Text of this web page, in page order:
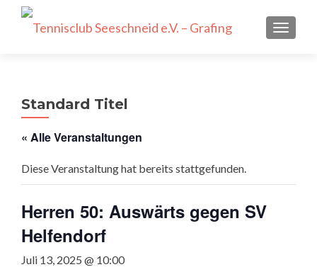
Standard Titel
« Alle Veranstaltungen
Diese Veranstaltung hat bereits stattgefunden.
Herren 50: Auswärts gegen SV
Helfendorf
Juli 13, 2025 @ 10:00